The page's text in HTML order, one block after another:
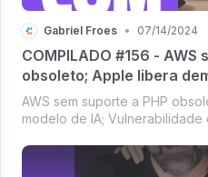
Gabriel Froes • 07/14/2024
COMPILADO #156 - AWS
obsoleto; Apple libera
Vulnerabilidade do
muita IA
AWS sem suporte a PHP
modelo de IA; Vulnerabilidade